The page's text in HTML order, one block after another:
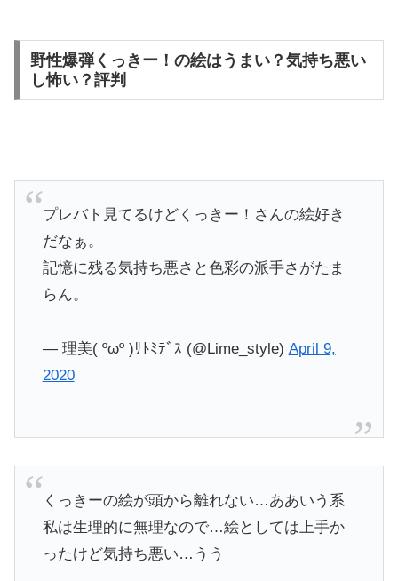
野性爆弾くっきー！の絵はうまい？気持ち悪い
し怖い？評判
プレバト見てるけどくっきー！さんの絵好き
だなぁ。
記憶に残る気持ち悪さと色彩の派手さがたま
らん。
— 理美( ºωº )ｻﾄﾐﾃﾞｽ (@Lime_style) April 9,
2020
くっきーの絵が頭から離れない…ああいう系
私は生理的に無理なので…絵としては上手か
ったけど気持ち悪い…うう